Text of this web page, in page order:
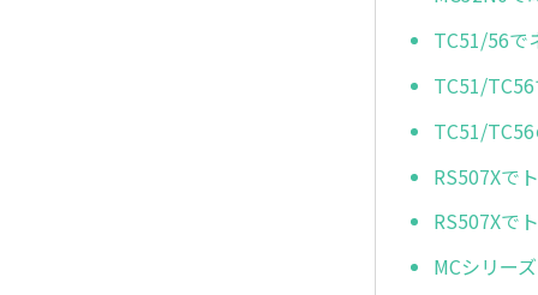
TC51/56で
TC51/
TC51/
RS507Xで
RS507Xで
MCシリー